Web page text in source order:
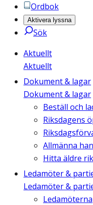
Ordbok
Aktivera lyssna
Sök
Aktuellt
Aktuellt
Dokument & lagar
Dokument & lagar
Beställ och
Riksdagens
Allmänna
Hitta äldre
Ledamöter &
Ledamöter &
Ledamöterna